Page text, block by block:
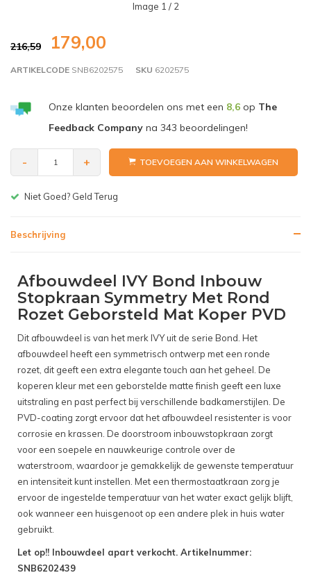
Image 1 / 2
216,59 179,00
ARTIKELCODE SNB6202575 SKU 6202575
Onze klanten beoordelen ons met een 8,6op The
Feedback Companyna 343 beoordelingen!
- + TOEVOEGEN AAN WINKELWAGEN
Gratis bezorgen v.a. € 150,-(NL)
Beschrijving
Afbouwdeel IVY Bond Inbouw
Stopkraan Symmetry Met Rond
Rozet Geborsteld Mat Koper PVD
Dit afbouwdeel is van het merk IVY uit de serie Bond. Het
afbouwdeel heeft een symmetrisch ontwerp met een ronde
rozet, dit geeft een extra elegante touch aan het geheel. De
koperen kleur met een geborstelde matte finish geeft een luxe
uitstraling en past perfect bij verschillende badkamerstijlen. De
PVD-coating zorgt ervoor dat het afbouwdeel resistenter is voor
corrosie en krassen. De doorstroom inbouwstopkraan zorgt
voor een soepele en nauwkeurige controle over de
waterstroom, waardoor je gemakkelijk de gewenste temperatuur
en intensiteit kunt instellen. Met een thermostaatkraan zorg je
ervoor de ingestelde temperatuur van het water exact gelijk blijft,
ook wanneer een huisgenoot op een andere plek in huis water
gebruikt.
Let op!! Inbouwdeel apart verkocht. Artikelnummer:
SNB6202439